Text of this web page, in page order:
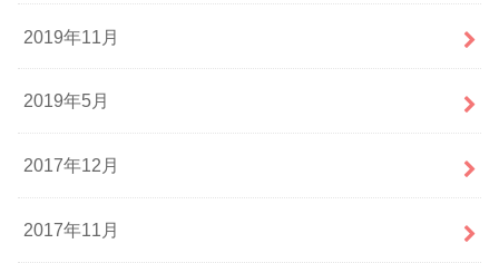
2019年11月
2019年5月
2017年12月
2017年11月